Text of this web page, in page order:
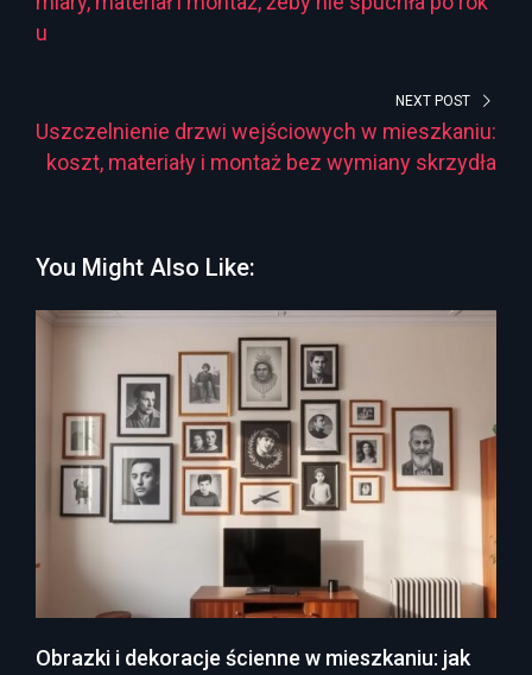
u
NEXT POST
Uszczelnienie drzwi wejściowych w mieszkaniu:
koszt, materiały i montaż bez wymiany skrzydła
You Might Also Like:
Obrazki i dekoracje ścienne w mieszkaniu: jak